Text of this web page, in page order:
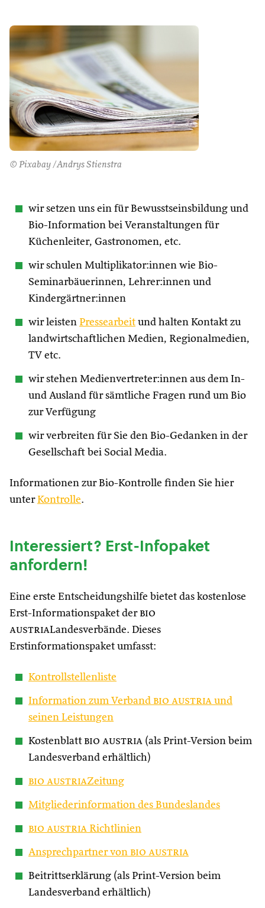
© Pixabay /Andrys Stienstra
wir setzen uns ein für Bewusstseinsbildung und
Bio-Information bei Veranstaltungen für
Küchenleiter, Gastronomen, etc.
wir schulen Multiplikator:innen wie Bio-
Seminarbäuerinnen, Lehrer:innen und
Kindergärtner:innen
wir leisten Pressearbeit und halten Kontakt zu
landwirtschaftlichen Medien, Regionalmedien,
TV etc.
wir stehen Medienvertreter:innen aus dem In-
und Ausland für sämtliche Fragen rund um Bio
zur Verfügung
wir verbreiten für Sie den Bio-Gedanken in der
Gesellschaft bei Social Media.
Informationen zur Bio-Kontrolle finden Sie hier
unterKontrolle.
Interessiert? Erst-Infopaket
anfordern!
Eine erste Entscheidungshilfe bietet das kostenlose
Erst-Informationspaket der bio
austriaLandesverbände. Dieses
Erstinformationspaket umfasst:
Kontrollstellenliste
Information zum Verband bio austria und
seinen Leistungen
Kostenblatt bio austria (als Print-Version beim
Landesverband erhältlich)
bio austriaZeitung
Mitgliederinformation des Bundeslandes
bio austria Richtlinien
Ansprechpartner von bio austria
Beitrittserklärung (als Print-Version beim
Landesverband erhältlich)